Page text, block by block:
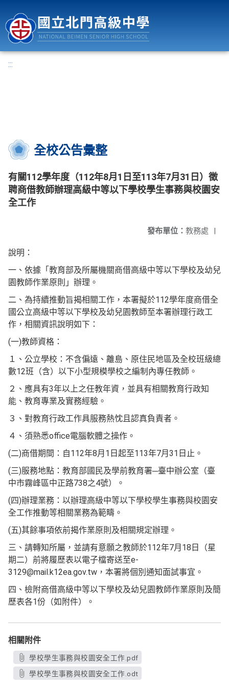
:::
全校公告彙整
有關112學年度（112年8月1日至113年7月31日）徵
聘商借教師辦理高級中等以下學校學生事務與校園安
全工作
發布單位： 教務處 |
說明：
一、依據「教育部及所屬機關商借高級中等以下學校及幼兒
園教師作業原則」辦理。
二、為持續推動旨揭相關工作，本署擬於112學年度商借全
國公立高級中等以下學校及幼兒園教師至本署辦理行政工
作，相關資訊說明如下：
(一)教師資格：
１、公立學校：不含偏遠、離島、原住民地區及全校班級總
數12班（含）以下小型規模學校之編制內專任教師。
２、應具有3年以上之任教年資，並具有相關教育行政知
能、教育專業及實務經驗。
３、對教育行政工作具服務熱忱且認真負責者。
４、須熟悉office電腦軟體之操作。
(二)商借期間：自112年8月1日起至113年7月31日止。
(三)服務地點：教育部國民及學前教育署─臺中辦公室（臺
中市霧峰區中正路738之4號）。
(四)辦理業務：以辦理高級中等以下學校學生事務與校園安
全工作推動等相關業務為範疇。
(五)其餘事項依前揭作業原則及相關規定辦理。
三、請轉知所屬，並請有意願之教師於112年7月18日（星
期二）前將履歷表以電子檔寄送至e-
3129@mail.k12ea.gov.tw，本署將個別通知面試事宜。
四、檢附商借高級中等以下學校及幼兒園教師作業原則及簡
歷表各1份（如附件）。
相關附件
學校學生事務與校園安全工作.pdf
學校學生事務與校園安全工作.odt